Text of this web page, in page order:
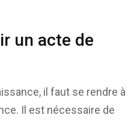
un acte de
il faut se rendre à
Il est nécessaire de